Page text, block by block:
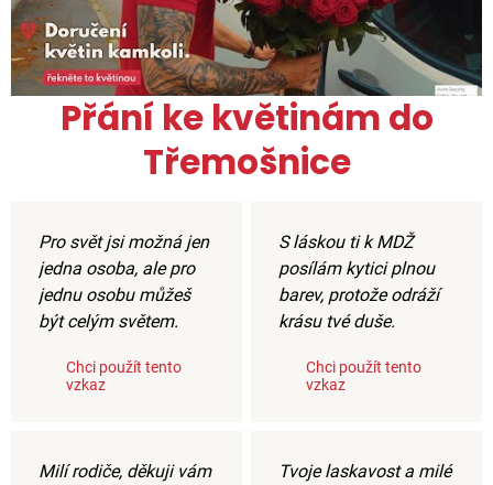
Přání ke květinám do
Třemošnice
Pro svět jsi možná jen
jedna osoba, ale pro
jednu osobu můžeš
být celým světem.
Chci použít tento
vzkaz
S láskou ti k MDŽ
posílám kytici plnou
barev, protože odráží
krásu tvé duše.
Chci použít tento
vzkaz
Milí rodiče, děkuji vám
Tvoje laskavost a milé